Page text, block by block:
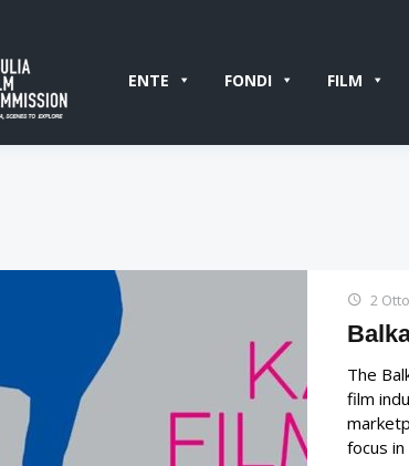
ENTE FONDI FILM
2
The
film
focus